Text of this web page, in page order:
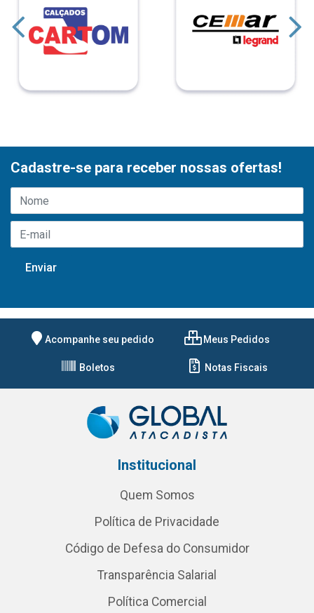
Cadastre-se para receber nossas ofertas!
Acompanhe seu pedido Meus Pedidos
Boletos Notas Fiscais
Institucional
Quem Somos
Política de Privacidade
Código de Defesa do Consumidor
Transparência Salarial
Política Comercial